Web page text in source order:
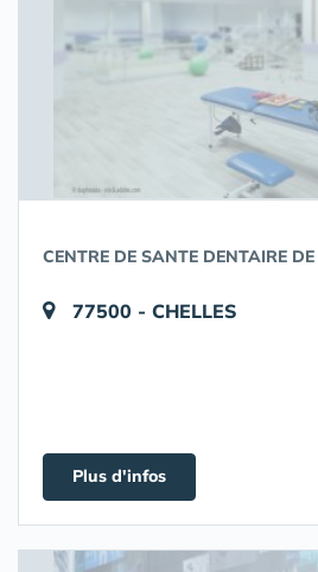
CENTRE DE SANTE DENTAIRE
77500 - CHELLES
Plus d'infos